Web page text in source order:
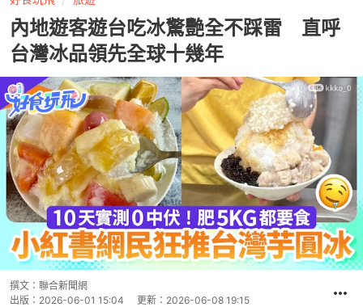
內地遊客遊台吃冰驚艷全不踩雷 直呼
台灣冰品領先全球十幾年
撰文： 聯合新聞網
出版： 2026-06-01 15:04 更新： 2026-06-08 19:15